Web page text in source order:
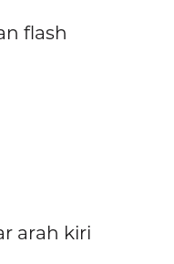
flash
arah kiri